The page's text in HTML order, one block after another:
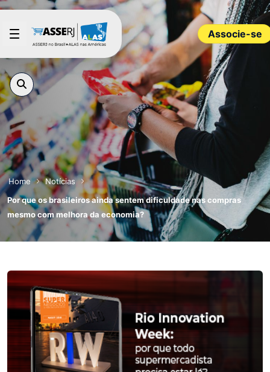
Pular para o Conteúdo principal
Associe-se
Home
Notícias
Por que os brasileiros ainda sentem dificuldade nas compras
mesmo com melhora da economia?